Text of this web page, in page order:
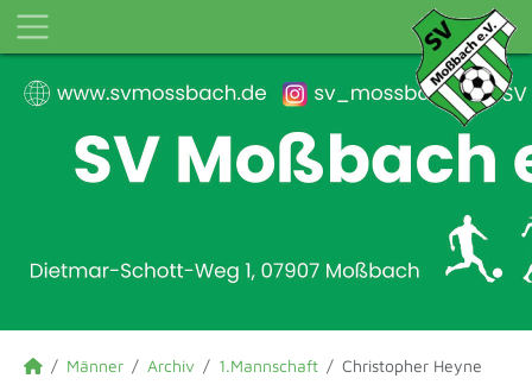
Männer Archiv 1.Mannschaft Christopher Heyne